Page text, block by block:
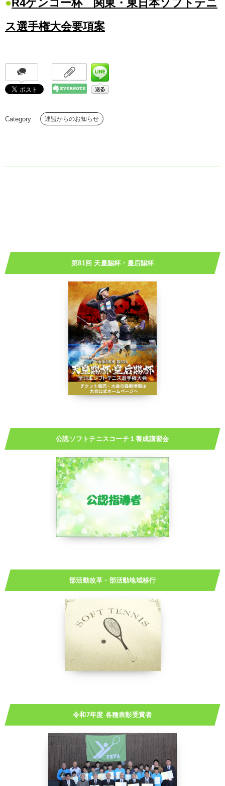
● R4ケンコー杯 関東・東日本ソフトテニ
ス選手権大会要項案
連盟からのお知らせ
第81回 天皇賜杯・皇后賜杯
公認ソフトテニスコーチ１養成講習会
部活動改革・部活動地域移行
令和7年度 各種表彰受賞者